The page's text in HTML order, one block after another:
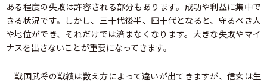
ある程度の失敗は許容される部分もあります。成功や利益に集中で
きる状況です。しかし、三十代後半、四十代となると、守るべき人
や地位ができ、それだけでは済まなくなります。大きな失敗やマイ
ナスを出さないことが重要になってきます。
戦国武将の戦績は数え方によって違いが出てきますが、信玄は生